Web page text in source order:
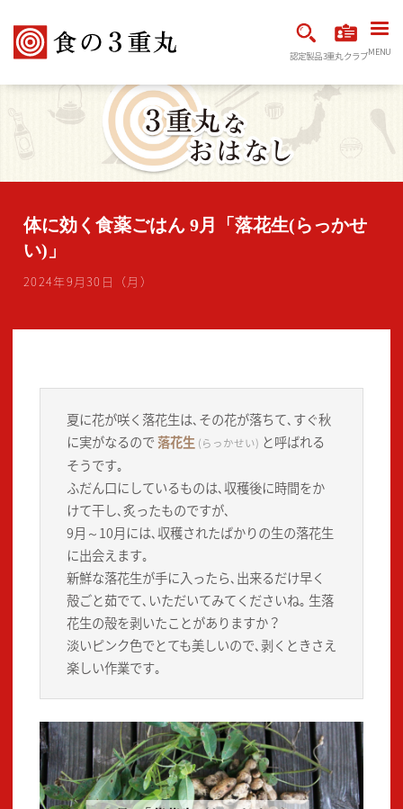
認定製品3重丸クラブMENU
体に効く食薬ごはん 9月「落花生(らっかせ
い)」
2024年9月30日（月）
夏に花が咲く落花生は､その花が落ちて､すぐ秋
に実がなるので落花生 (らっかせい) と呼ばれる
そうです｡
ふだん口にしているものは､収穫後に時間をか
けて干し､炙ったものですが､
9月～10月には､収穫されたばかりの生の落花生
に出会えます｡
新鮮な落花生が手に入ったら､出来るだけ早く
殻ごと茹でて､いただいてみてくださいね｡ 生落
花生の殻を剥いたことがありますか？
淡いピンク色でとても美しいので､剥くときさえ
楽しい作業です｡